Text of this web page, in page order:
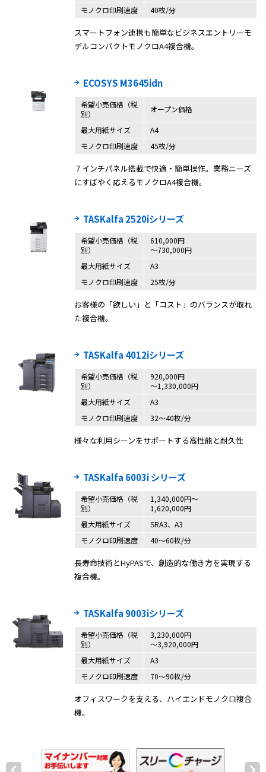
モノクロ印刷速度
40枚/分
スマートフォン連携も簡単なビジネスエントリーモ
デルコンパクトモノクロA4複合機。
ECOSYS M3645idn
希望小売価格（税
別）
オープン価格
最大用紙サイズ
A4
モノクロ印刷速度
45枚/分
７インチパネル搭載で快適・簡単操作。業務ニーズ
にすばやく応えるモノクロA4複合機。
TASKalfa 2520iシリーズ
希望小売価格（税
別）
610,000円
〜730,000円
最大用紙サイズ
A3
モノクロ印刷速度
25枚/分
お客様の「欲しい」と「コスト」のバランスが取れ
た複合機。
TASKalfa 4012iシリーズ
希望小売価格（税
別）
920,000円
～1,330,000円
最大用紙サイズ
A3
モノクロ印刷速度
32～40枚/分
様々な利用シーンをサポートする高性能と耐久性
TASKalfa 6003i シリーズ
希望小売価格（税
別）
1,340,000円〜
1,620,000円
最大用紙サイズ
SRA3、A3
モノクロ印刷速度
40〜60枚/分
長寿命技術とHyPASで、創造的な働き方を実現する
複合機。
TASKalfa 9003iシリーズ
希望小売価格（税
別）
3,230,000円
～3,920,000円
最大用紙サイズ
A3
モノクロ印刷速度
70～90枚/分
オフィスワークを支える、ハイエンドモノクロ複合
機。